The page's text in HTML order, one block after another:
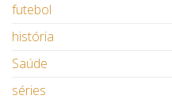
futebol
história
Saúde
séries